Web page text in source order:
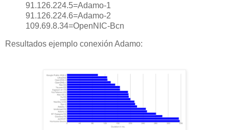
91.126.224.5=Adamo-1
91.126.224.6=Adamo-2
109.69.8.34=OpenNIC-Bcn
Resultados ejemplo conexión Adamo: